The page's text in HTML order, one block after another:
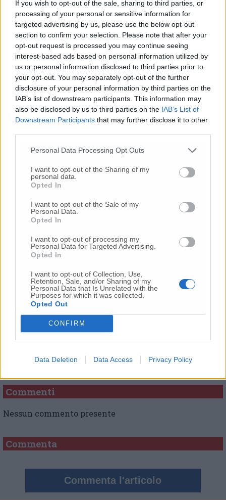
If you wish to opt-out of the sale, sharing to third parties, or
processing of your personal or sensitive information for
targeted advertising by us, please use the below opt-out
section to confirm your selection. Please note that after your
opt-out request is processed you may continue seeing
interest-based ads based on personal information utilized by
us or personal information disclosed to third parties prior to
your opt-out. You may separately opt-out of the further
disclosure of your personal information by third parties on the
IAB’s list of downstream participants. This information may
also be disclosed by us to third parties on the IAB’s List of
Downstream Participants that may further disclose it to other
Personal Data Processing Opt Outs
I want to opt-out of the Sharing of my
personal data.
Opted In
I want to opt-out of the Sale of my
Personal Data.
Opted In
I want to opt-out of processing my
Personal Data for Targeted Advertising.
Opted In
I want to opt-out of Collection, Use,
Retention, Sale, and/or Sharing of my
Personal Data that Is Unrelated with the
Purposes for which it was collected.
Opted Out
CONFIRM
Data Deletion Data Access Privacy Policy
stando alle stime dell’Agenzia del Demanio,
consentirà la chiusura delle locazioni passive
con un risparmio per lo Stato di 168.286 euro
l’anno»
Infine, le comunità limitrofe potranno
utilizzare «sale, spazi espositivi e biblioteche
interne al Polo – conclude – dedicate alla
consultazione del materiale. L’ipotesi
progettuale prevede anche di dotare il Polo
stesso di un sistema di digitalizzazione degli
archivi che consenta una graduale
dematerializzazione e un accesso alle
informazioni archiviate da parte dei cittadini
L’ipotesi: gli archivi giudiziari all’ex caserma
Saracini
© RIPRODUZIONE RISERVATA
Vai alla home
Commenti
Nessun commento presente
Commenta
Commenta l'articolo